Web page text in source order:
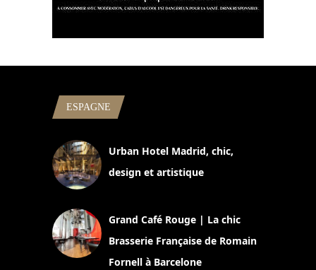
ESPAGNE
Urban Hotel Madrid, chic,
design et artistique
Grand Café Rouge | La chic
Brasserie Française de Romain
Fornell à Barcelone